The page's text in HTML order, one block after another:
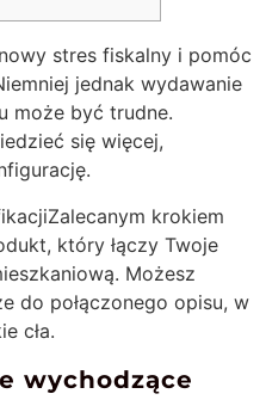
stres fiskalny i pomóc
jednak wydawanie
może być trudne.
się więcej,
Zalecanym krokiem
który łączy Twoje
Możesz
do połączonego opisu, w
cła.
wychodzące